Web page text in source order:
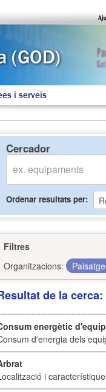
i serveis
Cercador
Ordenar resultats per
Filtres
Organitzacions:
de la
energètic
d'energia dels
i